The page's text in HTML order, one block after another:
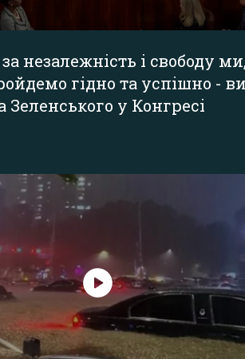
незалежність і свободу
гідно та успішно -
у Конгресі